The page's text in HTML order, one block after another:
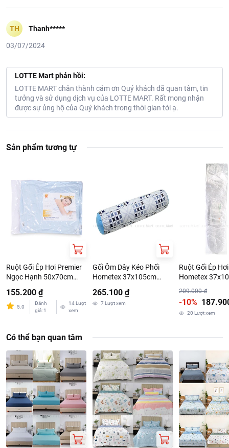
TH Thanh*****
03/07/2024
LOTTE Mart phản hồi:
LOTTE MART chân thành cám ơn Quý khách đã quan tâm, tin
tưởng và sử dụng dịch vụ của LOTTE MART. Rất mong nhận
được sự ủng hộ của Quý khách trong thời gian tới ạ.
Sản phẩm tương tự
Ruột Gối Ép Hơi Premier
Ngọc Hạnh 50x70cm
155.200 ₫
5.0
Đánh
giá: 1
14 Lượt
xem
Gối Ôm Dây Kéo Phối
Hometex 37x105cm
265.100 ₫
7 Lượt xem
Ruột Gối Ép
Hometex
209.000 ₫
-10%
20 Lượt xem
Có thể bạn quan tâm